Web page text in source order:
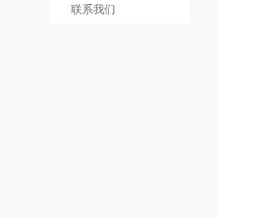
联系我们